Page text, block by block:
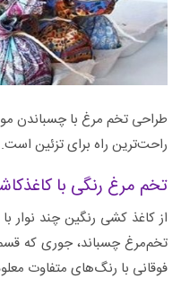
طراحی تخم مرغ با چسباندن
راحت‌ترین راه برای تزئین
تخم مرغ رنگی با
از کاغذ کشی رنگین چند نوار
تخم‌مرغ چسباند، جوری که
فوقانی با رنگ‌های متفاوت